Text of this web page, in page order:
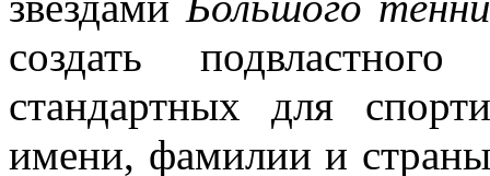
создать
стандартных для
имени, фамилии и